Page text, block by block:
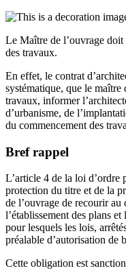
Le Maître de l’ouvrage
des travaux.
En effet, le contrat
systématique, que le maître
travaux, informer
d’urbanisme, de
du commencement des
Bref rappel
L’article 4 de la loi
protection du titre et de la
de l’ouvrage de recourir au
l’établissement des plans
pour lesquels les lois,
préalable d’autorisation de
Cette obligation est